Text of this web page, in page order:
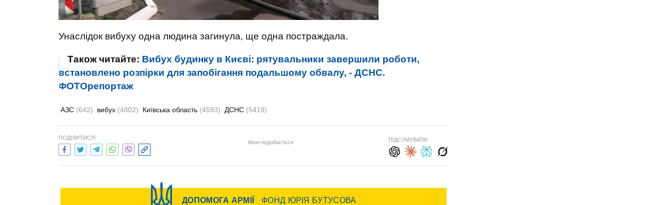
Унаслідок вибуху одна людина загинула, ще одна постраждала.
Також читайте: Вибух будинку в Києві: рятувальники завершили роботи,
встановлено розпірки для запобігання подальшому обвалу, - ДСНС.
ФОТОрепортаж
АЗС (642) вибух (4802) Київська область (4593) ДСНС (5419)
ПОДІЛИТИСЯ:
Мені подобається ПІДСУМУВАТИ: